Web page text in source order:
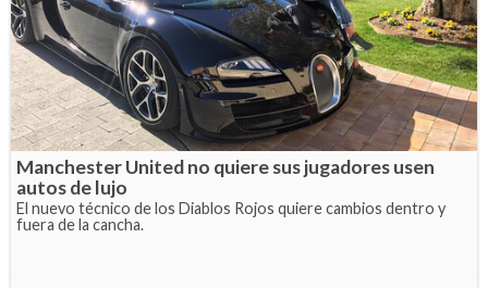
Manchester United no quiere sus jugadores usen
autos de lujo
El nuevo técnico de los Diablos Rojos quiere cambios dentro y
fuera de la cancha.